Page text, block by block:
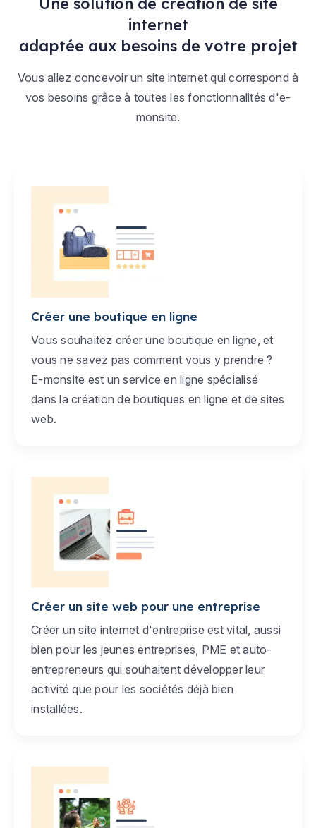
internet
adaptée aux besoins de votre projet
Vous allez concevoir un site internet qui correspond à
vos besoins grâce à toutes les fonctionnalités d'e-
monsite.
Créer une boutique en ligne
Vous souhaitez créer une boutique en ligne, et
vous ne savez pas comment vous y prendre ?
E-monsite est un service en ligne spécialisé
dans la création de boutiques en ligne et de sites
web.
Créer un site web pour une entreprise
Créer un site internet d'entreprise est vital, aussi
bien pour les jeunes entreprises, PME et auto-
entrepreneurs qui souhaitent développer leur
activité que pour les sociétés déjà bien
installées.